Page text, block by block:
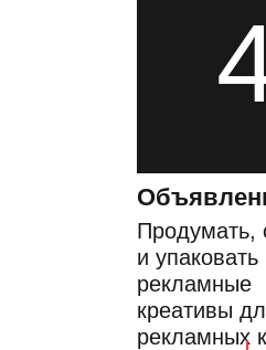
Продумать,
и упаковать
рекламные
креативы
рекламных